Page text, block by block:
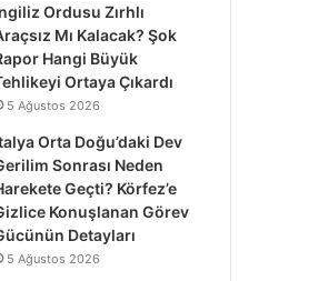
Ordusu Zırhlı
Mı Kalacak? Şok
Hangi Büyük
Ortaya Çıkardı
5 Ağustos 2026
Orta Doğu’daki Dev
Sonrası Neden
Geçti? Körfez’e
Konuşlanan Görev
Detayları
5 Ağustos 2026